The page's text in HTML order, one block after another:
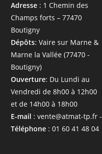
Adresse : 1 Chemin des
Champs forts – 77470
Boutigny
Dépôts: Vaire sur Marne &
Marne la Vallée (77470 -
Boutigny)
Ouverture: Du Lundi au
Vendredi de 8h00 à 12h00
et de 14h00 à 18h00
E-mail : vente@atmat-tp.fr -
Téléphone : 01 60 41 48 04